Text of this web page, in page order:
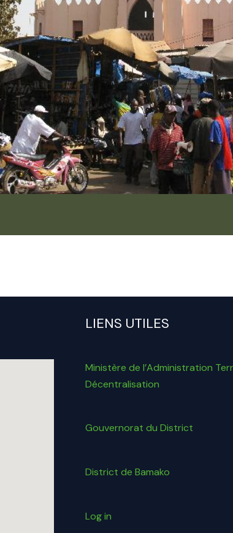
LIENS UTILES
Ministère de l’Administration
Décentralisation
Gouvernorat du District
District de Bamako
Log in